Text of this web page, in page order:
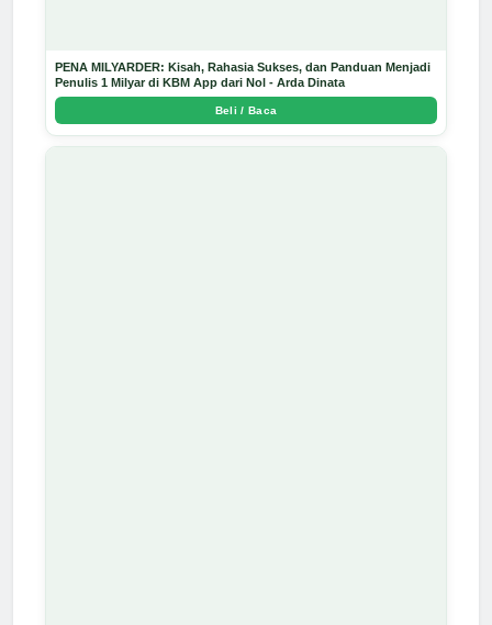
PENA MILYARDER: Kisah, Rahasia Sukses, dan Panduan Menjadi
Penulis 1 Milyar di KBM App dari Nol - Arda Dinata
Beli / Baca